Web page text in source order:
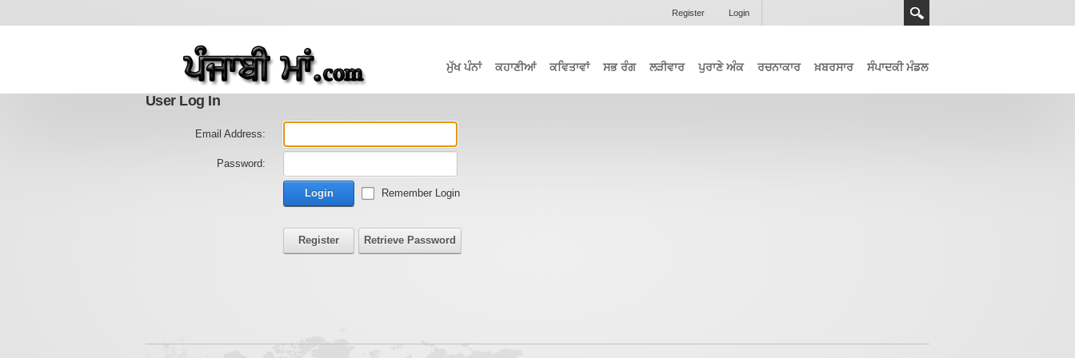
Register Login
ਮੁੱਖ ਪੰਨਾਂ ਕਹਾਣੀਆਂ ਕਵਿਤਾਵਾਂ ਸਭ ਰੰਗ ਲੜੀਵਾਰ ਪੁਰਾਣੇ ਅੰਕ ਰਚਨਾਕਾਰ ਖ਼ਬਰਸਾਰ ਸੰਪਾਦਕੀ ਮੰਡਲ
User Log In
Email Address:
Password:
Login Remember Login
Register Retrieve Password